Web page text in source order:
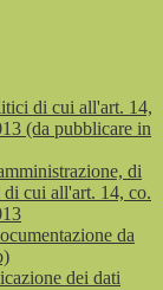
di cui all'art. 14,
(da pubblicare in
di
cui all'art. 14, co.
da
dei dati